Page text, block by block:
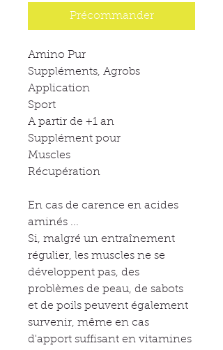
Précommander
Amino Pur
Suppléments, Agrobs
Application
Sport
A partir de +1 an
Supplément pour
Muscles
Récupération
En cas de carence en acides
aminés ...
Si, malgré un entraînement
régulier, les muscles ne se
développent pas, des
problèmes de peau, de sabots
et de poils peuvent également
survenir, même en cas
d'apport suffisant en vitamines